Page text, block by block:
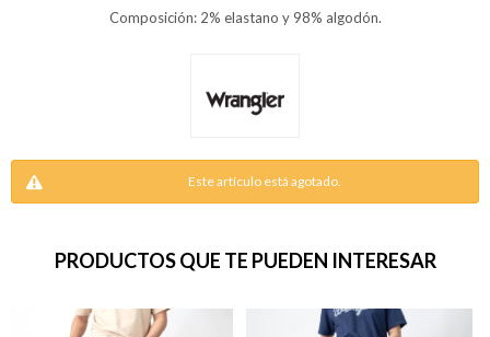
Composición: 2% elastano y 98% algodón.
Este artículo está agotado.
PRODUCTOS QUE TE PUEDEN INTERESAR